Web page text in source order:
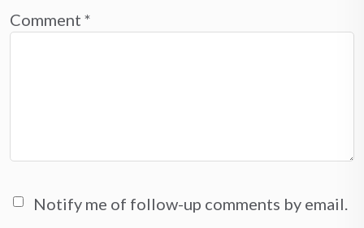
Comment *
Notify me of follow-up comments by email.